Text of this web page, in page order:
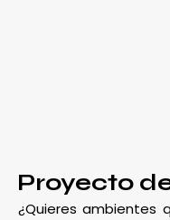
Proyecto
¿Quieres ambientes